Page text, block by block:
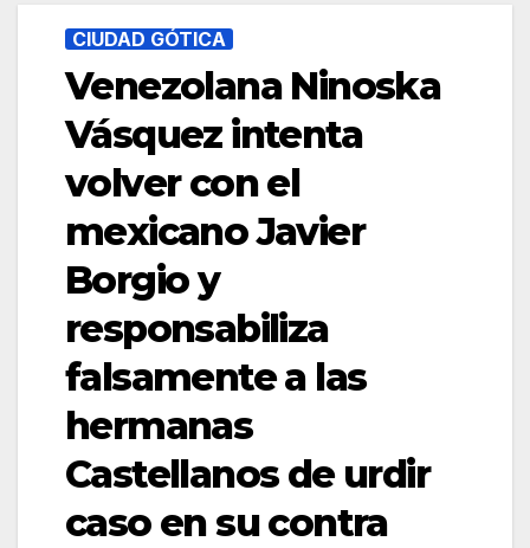
CIUDAD GÓTICA
Venezolana Ninoska
Vásquez intenta
volver con el
mexicano Javier
Borgio y
responsabiliza
falsamente a las
hermanas
Castellanos de urdir
caso en su contra